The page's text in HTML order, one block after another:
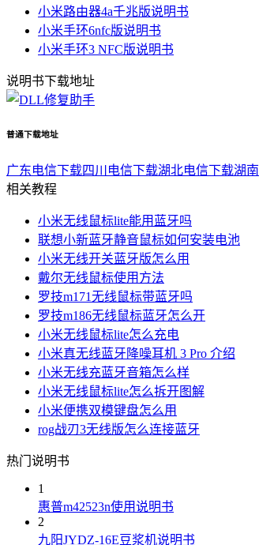
小米路由器4a千兆版说明书
小米手环6nfc版说明书
小米手环3 NFC版说明书
说明书下载地址
普通下载地址
广东电信下载四川电信下载湖北电信下载湖
相关教程
小米无线鼠标lite能用蓝牙吗
联想小新蓝牙静音鼠标如何安装电池
小米无线开关蓝牙版怎么用
戴尔无线鼠标使用方法
罗技m171无线鼠标带蓝牙吗
罗技m186无线鼠标蓝牙怎么开
小米无线鼠标lite怎么充电
小米真无线蓝牙降噪耳机 3 Pro 介绍
小米无线充蓝牙音箱怎么样
小米无线鼠标lite怎么拆开图解
小米便携双模键盘怎么用
rog战刃3无线版怎么连接蓝牙
热门说明书
1
惠普m42523n使用说明书
2
九阳JYDZ-16E豆浆机说明书